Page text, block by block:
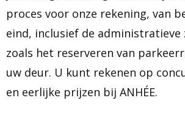
proces voor onze rekening, van
eind, inclusief de administratieve
zoals het reserveren van
uw deur. U kunt rekenen op
en eerlijke prijzen bij ANHÉE.